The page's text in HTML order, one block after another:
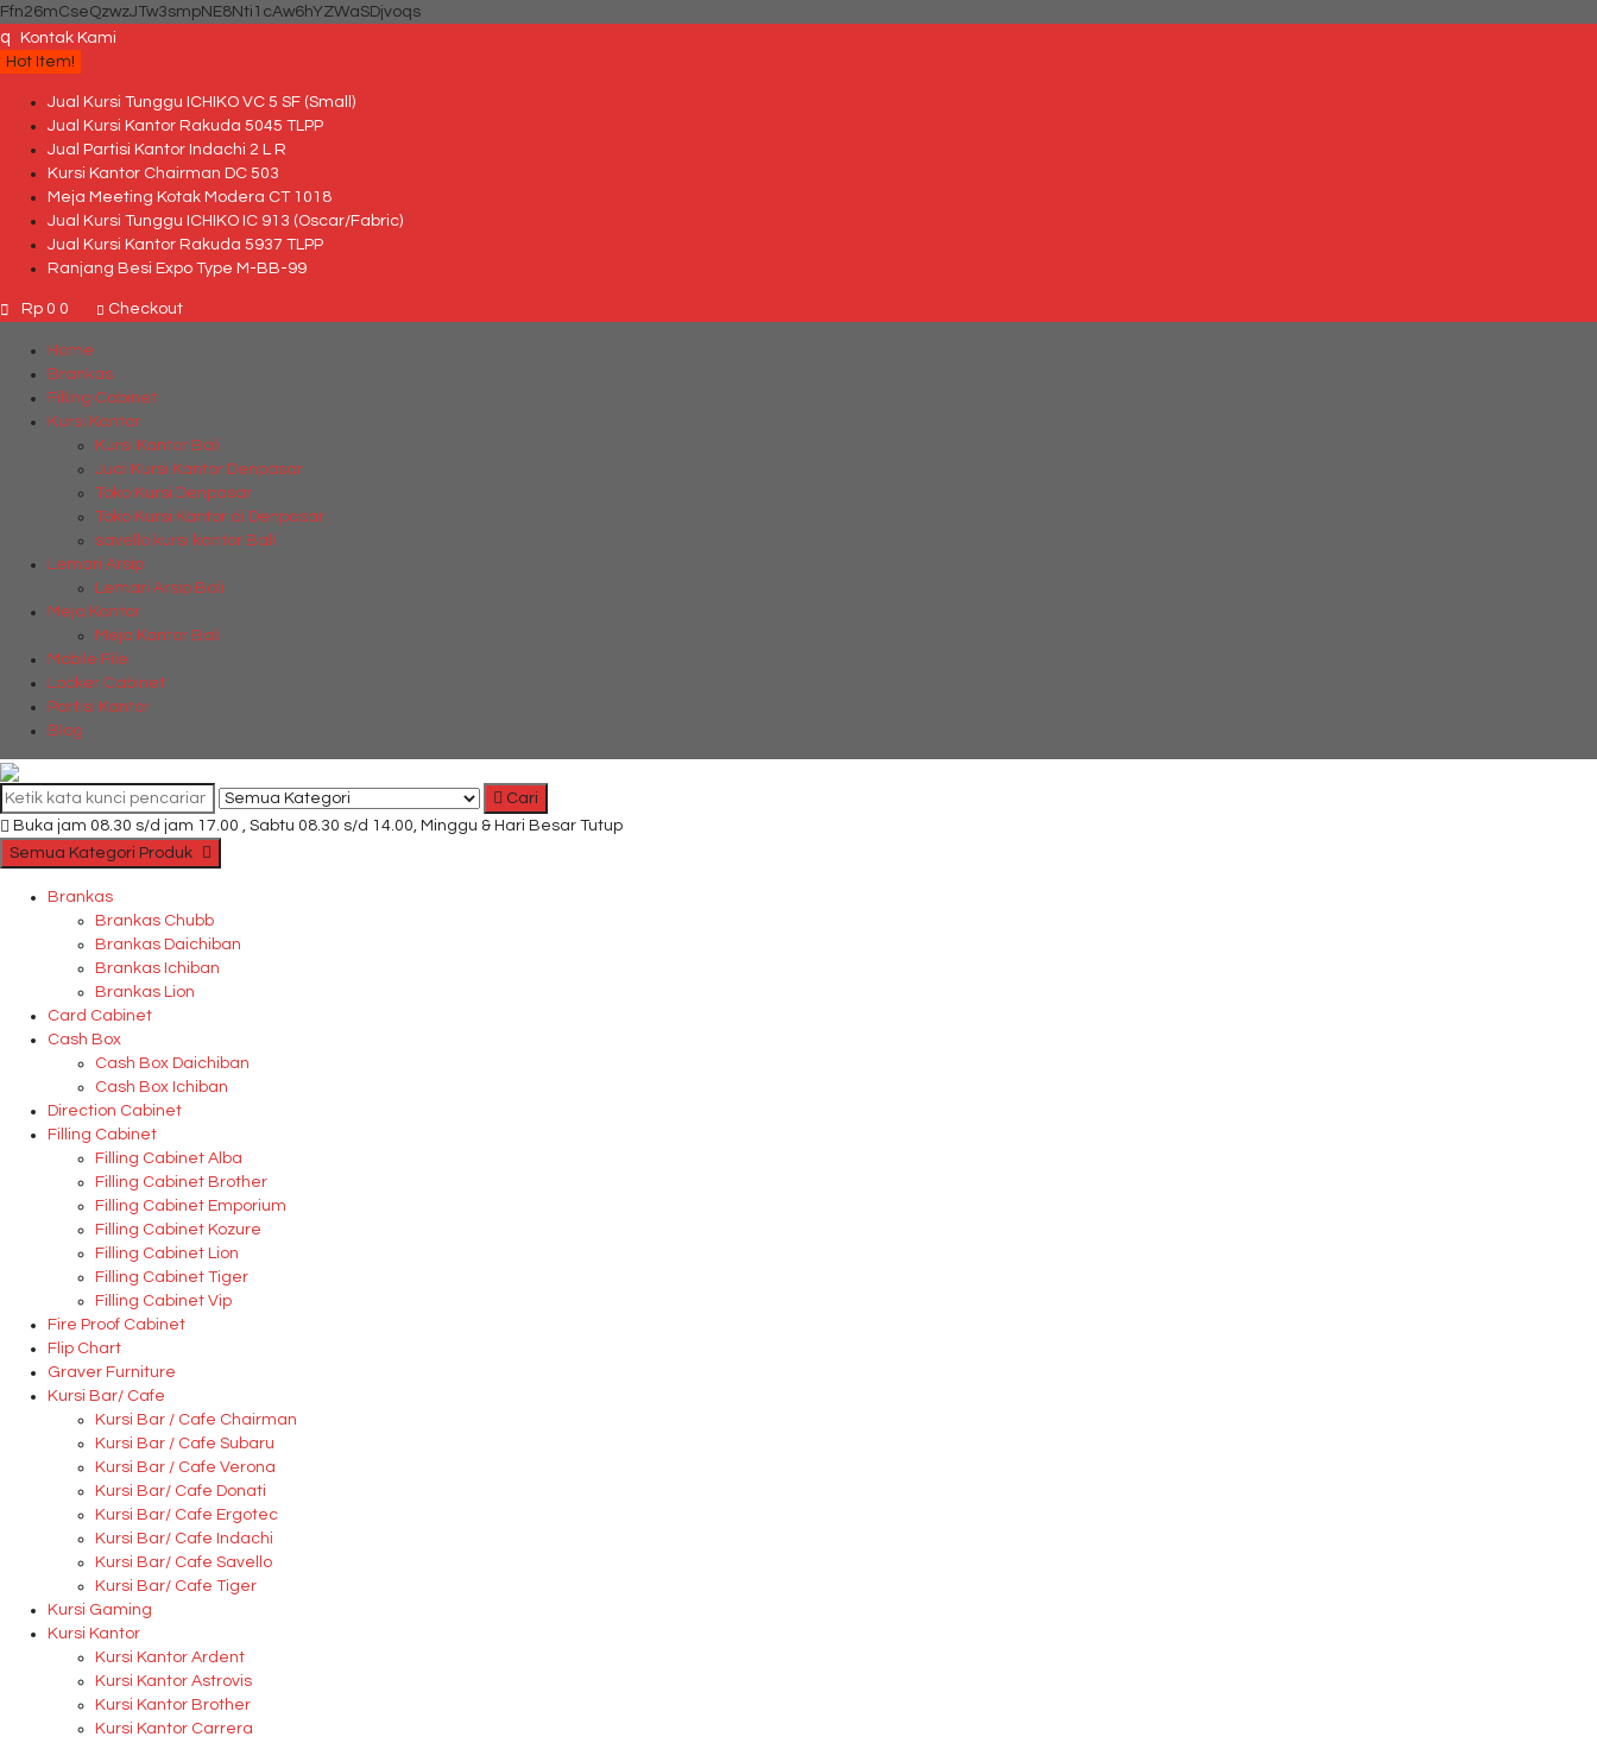
Ffn26mCseQzwzJTw3smpNE8Nti1cAw6hYZWaSDjvoqs
q
Kontak Kami
Hot Item!
Jual Kursi Tunggu ICHIKO VC 5 SF (Small)
Jual Kursi Kantor Rakuda 5045 TLPP
Jual Partisi Kantor Indachi 2 L R
Kursi Kantor Chairman DC 503
Meja Meeting Kotak Modera CT 1018
Jual Kursi Tunggu ICHIKO IC 913 (Oscar/Fabric)
Jual Kursi Kantor Rakuda 5937 TLPP
Ranjang Besi Expo Type M-BB-99
Rp 0 0 Checkout
Home
Brankas
Filling Cabinet
Kursi Kantor
Kursi Kantor Bali
Jual Kursi Kantor Denpasar
Toko Kursi Denpasar
Toko Kursi Kantor di Denpasar
savello kursi kantor Bali
Lemari Arsip
Lemari Arsip Bali
Meja Kantor
Meja Kantor Bali
Mobile File
Locker Cabinet
Partisi Kantor
Blog
Cari
Buka jam 08.30 s/d jam 17.00 , Sabtu 08.30 s/d 14.00, Minggu & Hari Besar Tutup
Semua Kategori Produk
Brankas
Brankas Chubb
Brankas Daichiban
Brankas Ichiban
Brankas Lion
Card Cabinet
Cash Box
Cash Box Daichiban
Cash Box Ichiban
Direction Cabinet
Filling Cabinet
Filling Cabinet Alba
Filling Cabinet Brother
Filling Cabinet Emporium
Filling Cabinet Kozure
Filling Cabinet Lion
Filling Cabinet Tiger
Filling Cabinet Vip
Fire Proof Cabinet
Flip Chart
Graver Furniture
Kursi Bar/ Cafe
Kursi Bar / Cafe Chairman
Kursi Bar / Cafe Subaru
Kursi Bar / Cafe Verona
Kursi Bar/ Cafe Donati
Kursi Bar/ Cafe Ergotec
Kursi Bar/ Cafe Indachi
Kursi Bar/ Cafe Savello
Kursi Bar/ Cafe Tiger
Kursi Gaming
Kursi Kantor
Kursi Kantor Ardent
Kursi Kantor Astrovis
Kursi Kantor Brother
Kursi Kantor Carrera